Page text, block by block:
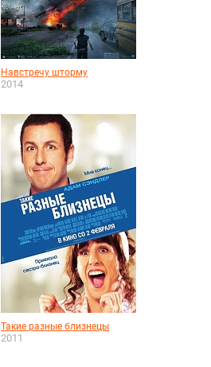
Навстречу шторму
2014
Такие разные близнецы
2011